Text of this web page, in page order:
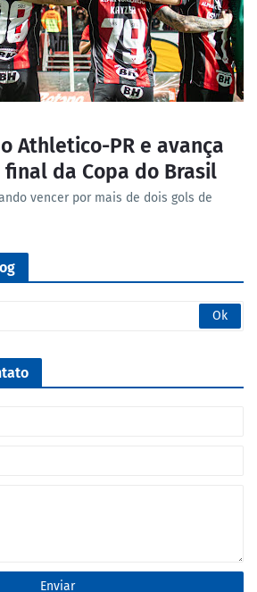
Athletico-PR e avança
da Copa do Brasil
vencer por mais de dois gols de